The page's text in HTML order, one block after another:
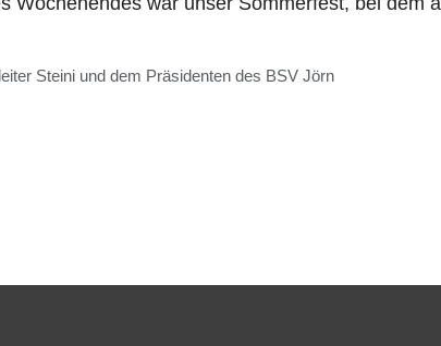
Steini und dem Präsidenten des BSV Jörn